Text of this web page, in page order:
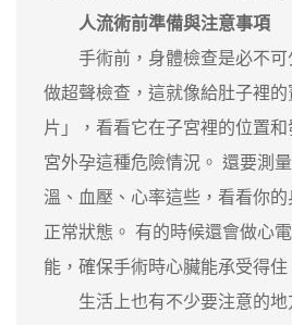
人流術前準備與注意事項
手術前，身體檢查是必不可
做超聲檢查，這就像給肚子裡的
片」，看看它在子宮裡的位置
宮外孕這種危險情況。 還要測
溫、血壓、心率這些，看看你
正常狀態。 有的時候還會做心
能，確保手術時心臟能承受得住
生活上也有不少要注意的地